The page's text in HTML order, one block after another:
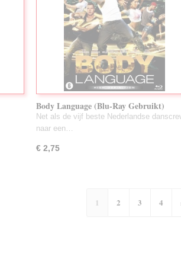
Body Language (Blu-Ray Gebruikt)
Net als de vijf beste Nederlandse
naar een…
€ 2,75
1 2 3 4